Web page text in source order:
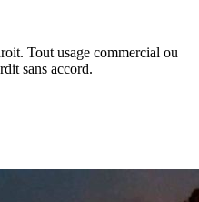
Tout usage commercial ou
sans accord.